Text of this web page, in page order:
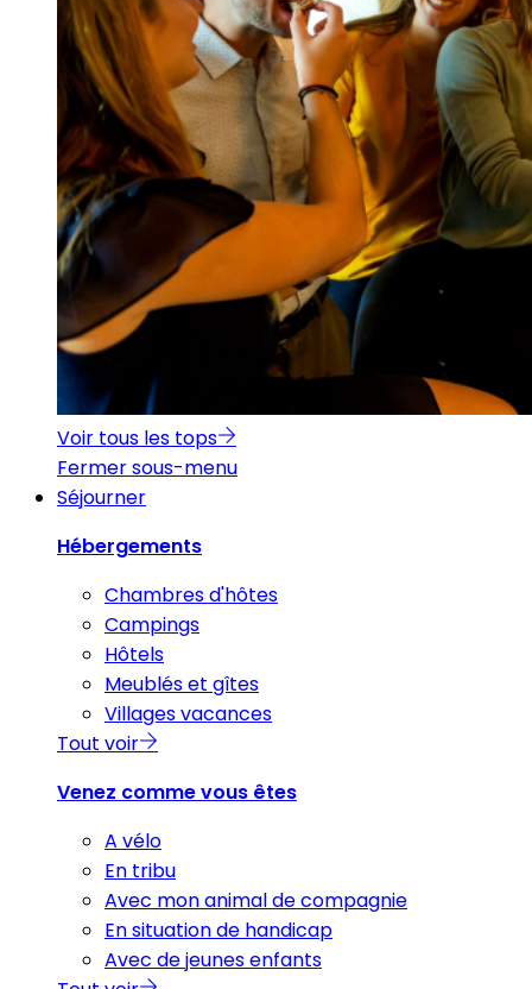
Voir tous les tops
Fermer sous-menu
Séjourner
Hébergements
Chambres d'hôtes
Campings
Hôtels
Meublés et gîtes
Villages vacances
Tout voir
Venez comme vous êtes
A vélo
En tribu
Avec mon animal de compagnie
En situation de handicap
Avec de jeunes enfants